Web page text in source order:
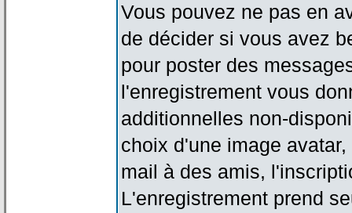
Vous pouvez ne pas en
de décider si vous avez
pour poster des
l'enregistrement vous
additionnelles non-
choix d'une image
mail à des amis,
L'enregistrement prend